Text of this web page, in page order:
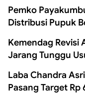
Pemko
Distribusi Pupuk
Kemendag Revisi
Jarang Tunggu
Laba Chandra
Pasang Target Rp